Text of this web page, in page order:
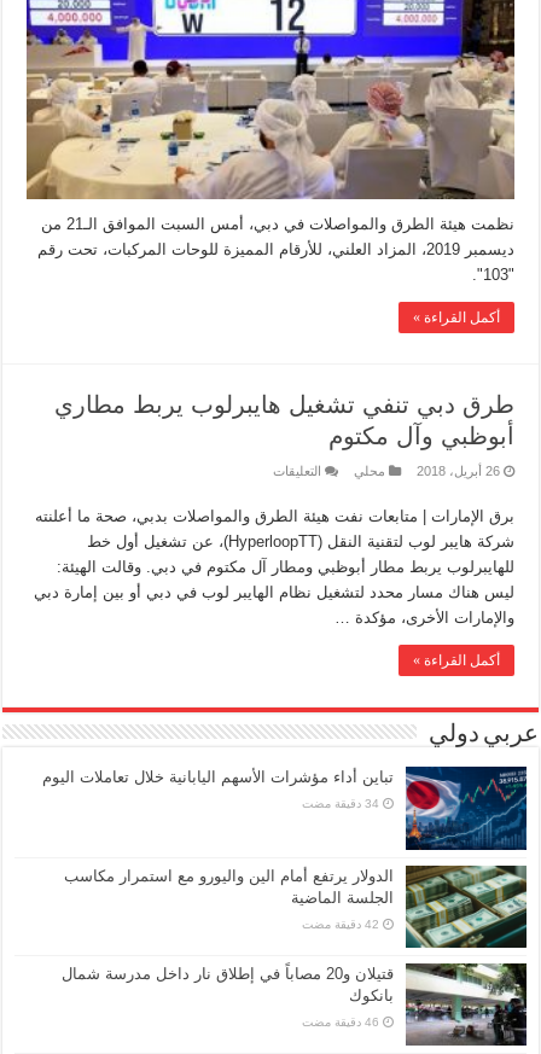
نظمت هيئة الطرق والمواصلات في دبي، أمس السبت الموافق الـ21 من
ديسمبر 2019، المزاد العلني، للأرقام المميزة للوحات المركبات، تحت رقم
"103".
أكمل القراءة »
طرق دبي تنفي تشغيل هايبرلوب يربط مطاري
أبوظبي وآل مكتوم
26 أبريل، 2018 محلي التعليقات
برق الإمارات | متابعات نفت هيئة الطرق والمواصلات بدبي، صحة ما أعلنته
شركة هايبر لوب لتقنية النقل (HyperloopTT)، عن تشغيل أول خط
للهايبرلوب يربط مطار أبوظبي ومطار آل مكتوم في دبي. وقالت الهيئة:
ليس هناك مسار محدد لتشغيل نظام الهايبر لوب في دبي أو بين إمارة دبي
والإمارات الأخرى، مؤكدة …
أكمل القراءة »
عربي دولي
تباين أداء مؤشرات الأسهم اليابانية خلال تعاملات اليوم
الدولار يرتفع أمام الين واليورو مع استمرار مكاسب
الجلسة الماضية
قتيلان و20 مصاباً في إطلاق نار داخل مدرسة شمال
بانكوك